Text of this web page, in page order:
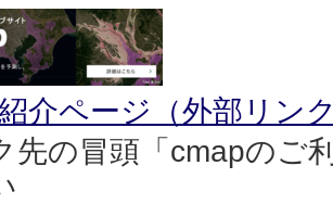
介ページ（外部リン
先の冒頭「cmapのご